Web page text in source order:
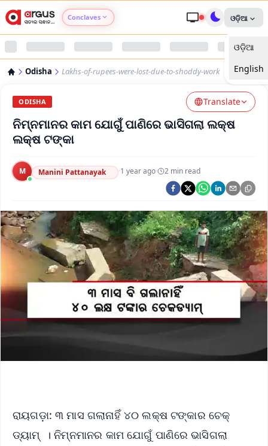
Conclaves
Argus Nari Shakti
Argus Swaad Odisha
ଓଡ଼ିଆ
ଓଡ଼ିଆ
English
Odisha Lakhs-of-rupees-were-lost-due-to-shoddy-work
ODISHA Translate
ନିମ୍ନମାନର କାମ ଯୋଗୁଁ ପାଣିରେ ଭାସିଗଲା ଲକ୍ଷ
ଲକ୍ଷ ଟଙ୍କା
M Manini Pattanayak ·1 year ago· 2 min read
ରାୟଗଡ଼ା: ୩ ମାସ ଗଲାନାହିଁ ୪୦ ଲକ୍ଷ ଟଙ୍କାର ଚେକ୍
ଡ୍ୟାମ୍‌ । ନିମ୍ନମାନର କାମ ଯୋଗୁଁ ପାଣିରେ ଭାସିଗଲା